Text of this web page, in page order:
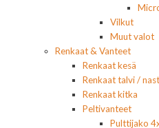
Vilkut
Muut valot
Renkaat & Vanteet
Renkaat kesä
Renkaat talvi /
Renkaat kitka
Peltivanteet
Pulttijako